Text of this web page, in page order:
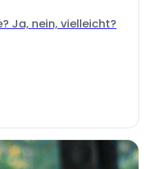
Ja, nein, vielleicht?